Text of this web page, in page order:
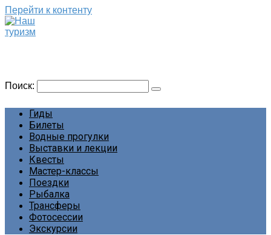
Перейти к контенту
Поиск:
Гиды
Билеты
Водные прогулки
Выставки и лекции
Квесты
Мастер-классы
Поездки
Рыбалка
Трансферы
Фотосессии
Экскурсии